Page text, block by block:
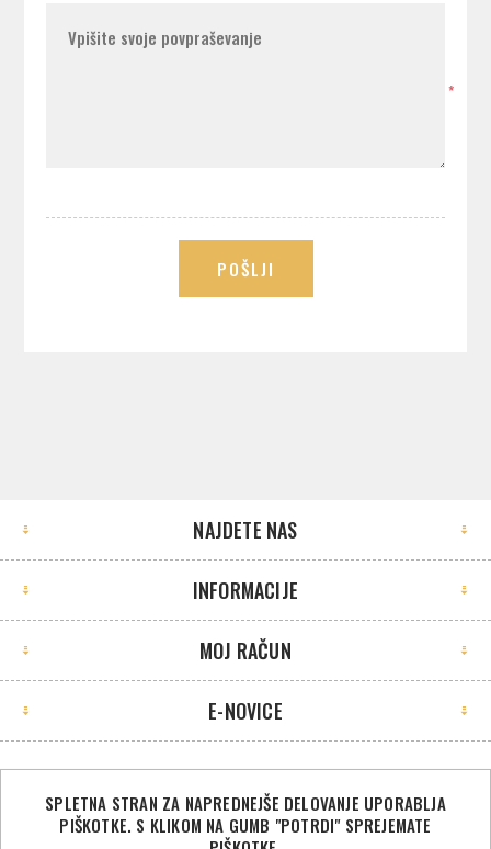
*
POŠLJI
NAJDETE NAS
INFORMACIJE
MOJ RAČUN
E-NOVICE
©2026 Sport Store. Vse pravice pridržane.
SPLETNA STRAN ZA NAPREDNEJŠE DELOVANJE UPORABLJA
PIŠKOTKE. S KLIKOM NA GUMB "POTRDI" SPREJEMATE